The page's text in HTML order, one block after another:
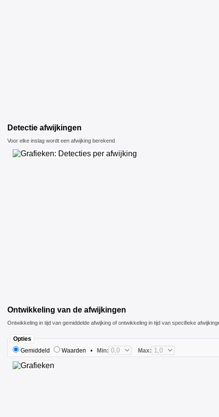
Detectie afwijkingen
Voor elke inslag wordt een afwijking berekend
Ontwikkeling van de afwijkingen
Ontwikkeling in tijd van gemiddelde afwijking of ontwikkeling in tijd van specifieke
Opties
Gemiddeld
Waarden • Min: Max: